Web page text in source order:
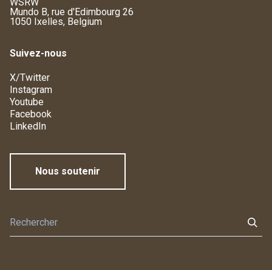
Mundo B, rue d'Edimbourg 26
1050 Ixelles, Belgium
Suivez-nous
X/Twitter
Instagram
Youtube
Facebook
LinkedIn
Nous soutenir